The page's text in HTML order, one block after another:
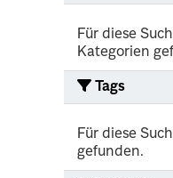
Für diese
Kategorien
Tags
Für diese
gefunden.